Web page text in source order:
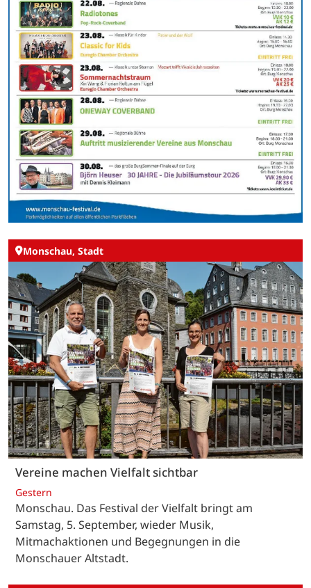
Monschau, Stadt
Vereine machen Vielfalt sichtbar
Gestern
Monschau. Das Festival der Vielfalt bringt am
Samstag, 5. September, wieder Musik,
Mitmachaktionen und Begegnungen in die
Monschauer Altstadt.